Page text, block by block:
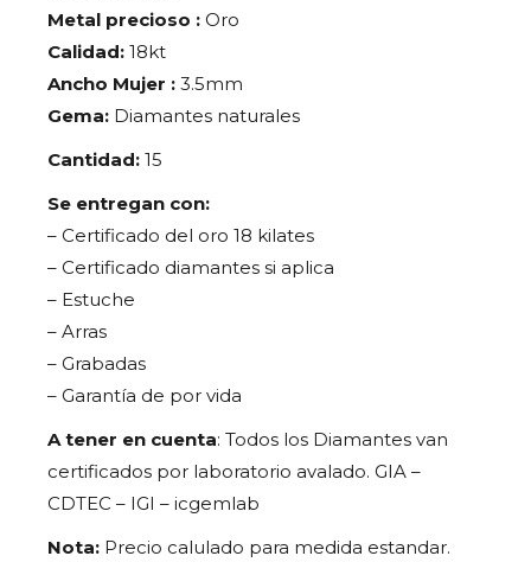
Metal precioso : Oro
Calidad: 18kt
Ancho Mujer : 3.5mm
Gema: Diamantes naturales
Cantidad: 15
Se entregan con:
– Certificado del oro 18 kilates
– Certificado diamantes si aplica
– Estuche
– Arras
– Grabadas
– Garantía de por vida
A tener en cuenta: Todos los Diamantes van
certificados por laboratorio avalado. GIA –
CDTEC – IGI – icgemlab
Nota: Precio calulado para medida estandar.